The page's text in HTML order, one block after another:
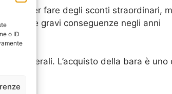
o ID
di poter fare degli sconti straordinari,
delle gravi conseguenze negli anni
dei funerali. L’acquisto della bara è uno